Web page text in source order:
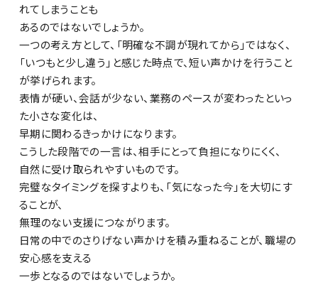
れてしまうことも
あるのではないでしょうか。
一つの考え方として、「明確な不調が現れてから」ではなく、
「いつもと少し違う」と感じた時点で、短い声かけを行うこと
が挙げられます。
表情が硬い、会話が少ない、業務のペースが変わったといっ
た小さな変化は、
早期に関わるきっかけになります。
こうした段階での一言は、相手にとって負担になりにくく、
自然に受け取られやすいものです。
完璧なタイミングを探すよりも、「気になった今」を大切にす
ることが、
無理のない支援につながります。
日常の中でのさりげない声かけを積み重ねることが、職場の
安心感を支える
一歩となるのではないでしょうか。